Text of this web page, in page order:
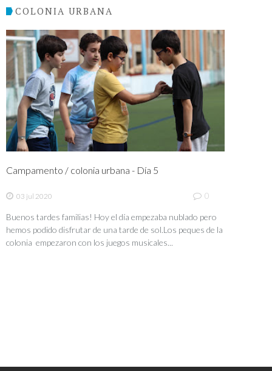
COLONIA URBANA
Campamento / colonia urbana - Día 5
03 jul 2020 0
Buenos tardes familias! Hoy el día empezaba nublado pero
hemos podido disfrutar de una tarde de sol.Los peques de la
colonia empezaron con los juegos musicales...